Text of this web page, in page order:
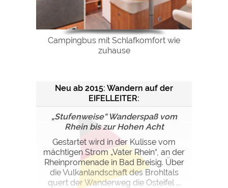
Campingbus mit Schlafkomfort wie
zuhause
Neu ab 2015: Wandern auf der
EIFELLEITER:
„Stufenweise“ Wanderspaß vom
Rhein bis zur Hohen Acht
Gestartet wird in der Kulisse vom
mächtigen Strom „Vater Rhein“, an der
Rheinpromenade in Bad Breisig. Über
die Vulkanlandschaft des Brohltals
quert der Wanderweg die Osteifel ...